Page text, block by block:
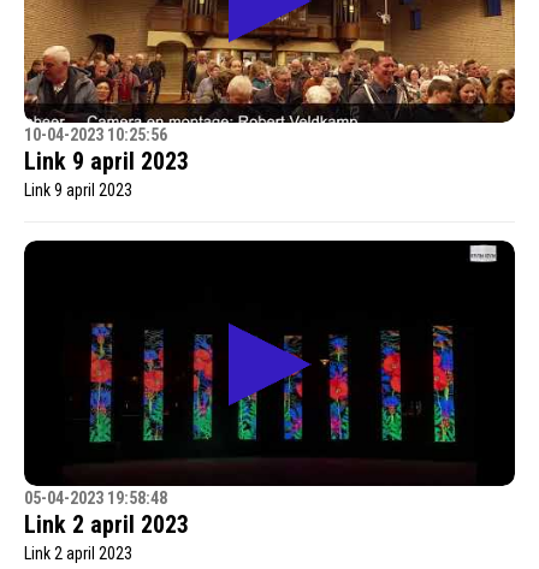
10-04-2023 10:25:56
Link 9 april 2023
Link 9 april 2023
05-04-2023 19:58:48
Link 2 april 2023
Link 2 april 2023